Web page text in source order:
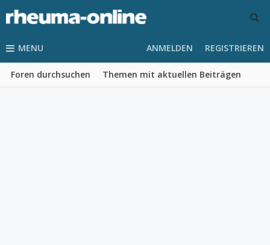
MENU
Foren durchsuchen Themen mit aktuellen Beiträgen
ANMELDEN REGISTRIEREN